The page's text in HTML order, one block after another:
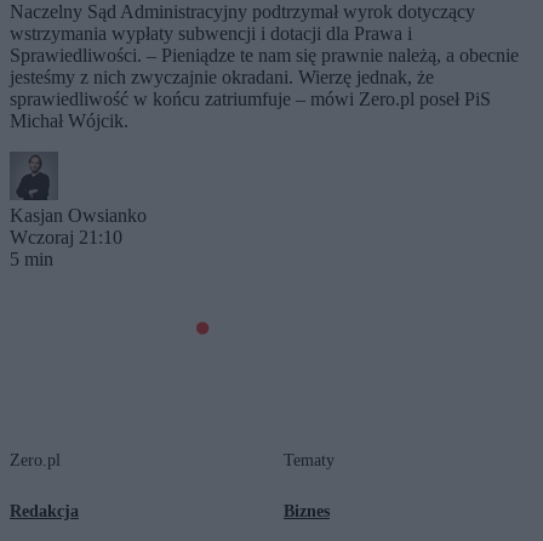
Naczelny Sąd Administracyjny podtrzymał wyrok dotyczący
wstrzymania wypłaty subwencji i dotacji dla Prawa i
Sprawiedliwości. – Pieniądze te nam się prawnie należą, a obecnie
jesteśmy z nich zwyczajnie okradani. Wierzę jednak, że
sprawiedliwość w końcu zatriumfuje – mówi Zero.pl poseł PiS
Michał Wójcik.
Kasjan Owsianko
Wczoraj 21:10
5 min
Zero.pl
Redakcja
Tematy
Biznes